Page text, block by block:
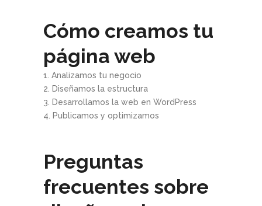
Cómo creamos tu
página web
1. Analizamos tu negocio
2. Diseñamos la estructura
3. Desarrollamos la web en WordPress
4. Publicamos y optimizamos
Preguntas
frecuentes sobre